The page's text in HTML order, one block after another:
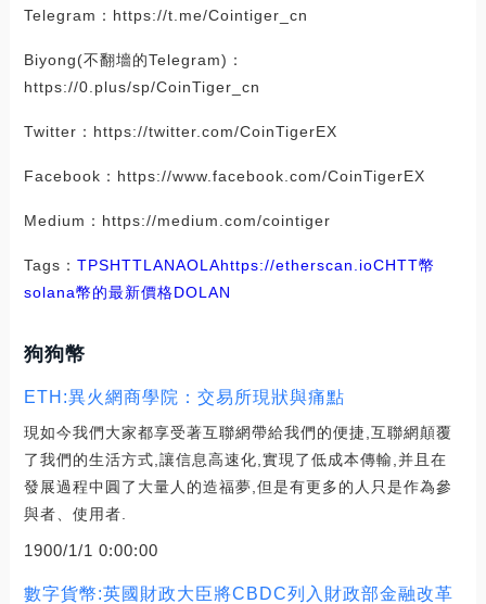
Telegram：https://t.me/Cointiger_cn
Biyong(不翻墻的Telegram)：
https://0.plus/sp/CoinTiger_cn
Twitter：https://twitter.com/CoinTigerEX
Facebook：https://www.facebook.com/CoinTigerEX
Medium：https://medium.com/cointiger
Tags： TPSHTTLANAOLAhttps://etherscan.ioCHTT幣
solana幣的最新價格DOLAN
狗狗幣
ETH:異火網商學院：交易所現狀與痛點
現如今我們大家都享受著互聯網帶給我們的便捷,互聯網顛覆
了我們的生活方式,讓信息高速化,實現了低成本傳輸,并且在
發展過程中圓了大量人的造福夢,但是有更多的人只是作為參
與者、使用者.
1900/1/1 0:00:00
數字貨幣:英國財政大臣將CBDC列入財政部金融改革